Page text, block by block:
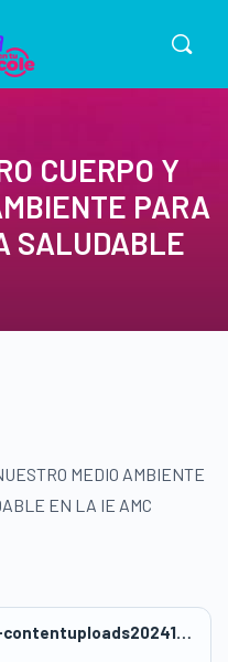
CUERPO Y
PARA
SALUDABLE
MEDIO AMBIENTE
EN LA IE AMC
wwwasbanc_418publicwp-contentuploads202411UNIDAD-DE-APRENDIZAJE-IE-Antonia-Moreno-de-Caceres-2024-secundaria-ok.pdf